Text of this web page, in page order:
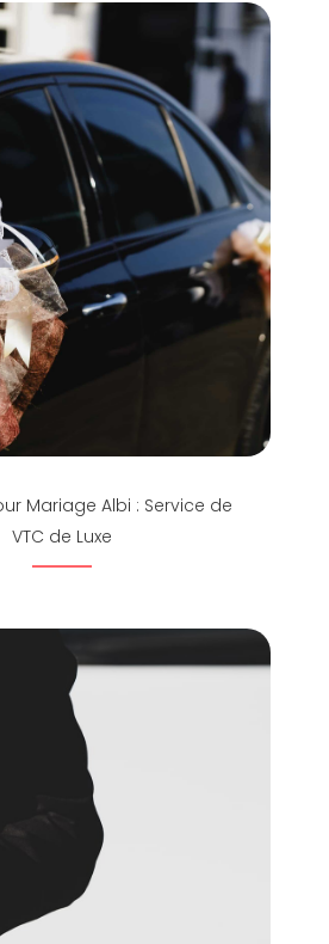
Mariage Albi : Service de
VTC de Luxe